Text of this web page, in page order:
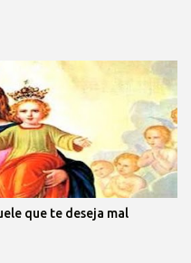
que te deseja mal